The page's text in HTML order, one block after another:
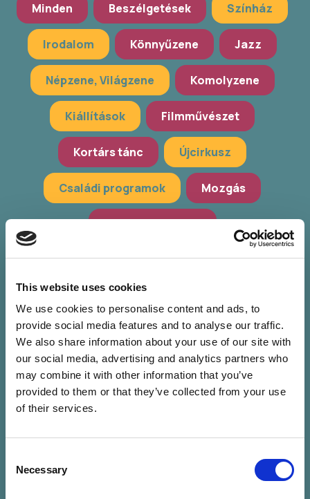
This website uses cookies
We use cookies to personalise content and ads, to
provide social media features and to analyse our traffic.
We also share information about your use of our site with
our social media, advertising and analytics partners who
may combine it with other information that you’ve
provided to them or that they’ve collected from your use
of their services.
Selection
Necessary
Minden Beszélgetések Színház
Irodalom Könnyűzene Jazz
Népzene, Világzene Komolyzene
Kiállítások Filmművészet
Kortárs tánc Újcirkusz
Családi programok Mozgás
Hagyományőrzés
Workshop, előadások Zöld programok
Nincs találat a